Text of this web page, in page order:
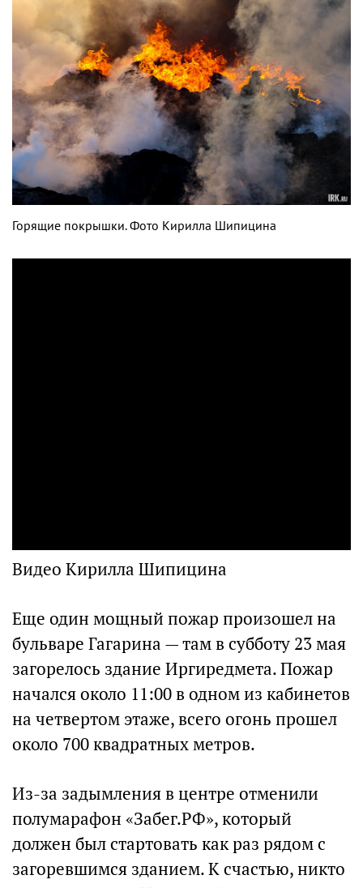
Горящие покрышки. Фото Кирилла Шипицина
Видео Кирилла Шипицина
Еще один мощный пожар произошел на
бульваре Гагарина — там в субботу 23 мая
загорелось здание Иргиредмета. Пожар
начался около 11:00 в одном из кабинетов
на четвертом этаже, всего огонь прошел
около 700 квадратных метров.
Из-за задымления в центре отменили
полумарафон «Забег.РФ», который
должен был стартовать как раз рядом с
загоревшимся зданием. К счастью, никто